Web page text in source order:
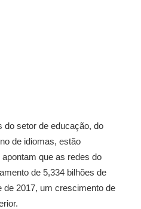
do setor de educação, do
de idiomas, estão
que as redes do
de 5,334 bilhões de
de 2017, um crescimento de